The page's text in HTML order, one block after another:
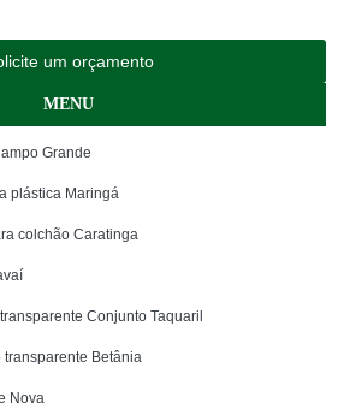
um orçamento
MENU
Grande
plástica Maringá
colchão Caratinga
Conjunto Taquaril
Betânia
Nova